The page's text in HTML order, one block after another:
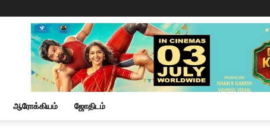
ஆரோக்கியம் ஜோதிடம்